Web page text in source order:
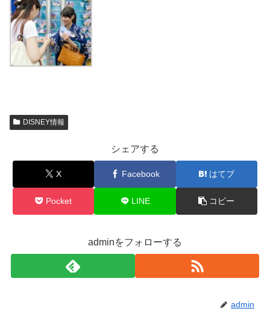
DISNEY情報
シェアする
X Facebook はてブ
Pocket LINE コピー
adminをフォローする
admin